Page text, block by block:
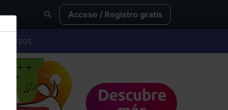
Acceso / Registro gratis
Cursos